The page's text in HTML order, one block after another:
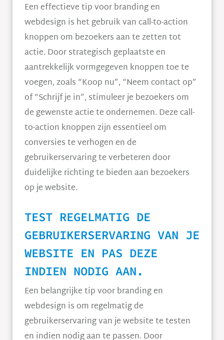
Een effectieve tip voor branding en
webdesign is het gebruik van call-to-action
knoppen om bezoekers aan te zetten tot
actie. Door strategisch geplaatste en
aantrekkelijk vormgegeven knoppen toe te
voegen, zoals “Koop nu”, “Neem contact op”
of “Schrijf je in”, stimuleer je bezoekers om
de gewenste actie te ondernemen. Deze call-
to-action knoppen zijn essentieel om
conversies te verhogen en de
gebruikerservaring te verbeteren door
duidelijke richting te bieden aan bezoekers
op je website.
TEST REGELMATIG DE
GEBRUIKERSERVARING VAN JE
WEBSITE EN PAS DEZE
INDIEN NODIG AAN.
Een belangrijke tip voor branding en
webdesign is om regelmatig de
gebruikerservaring van je website te testen
en indien nodig aan te passen. Door